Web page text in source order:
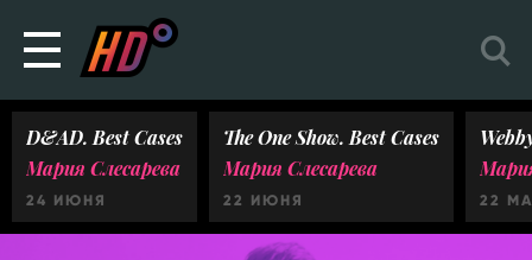
D&AD. Best Cases
Мария Слесарева
24 ИЮНЯ
The One Show. Best Cases
Мария Слесарева
22 ИЮНЯ 22